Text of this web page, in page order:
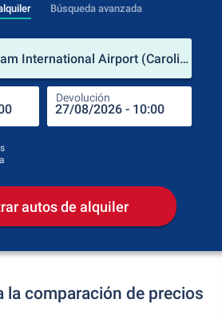
Búsqueda avanzada
Raleigh–Durham International Airport (Carolina del Norte / Estados Unidos de América)
Devolución
autos de alquiler
la comparación de precios